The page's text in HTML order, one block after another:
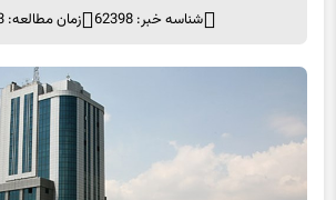
شناسه خبر: 62398
زمان مطالعه: 3 دقیقه